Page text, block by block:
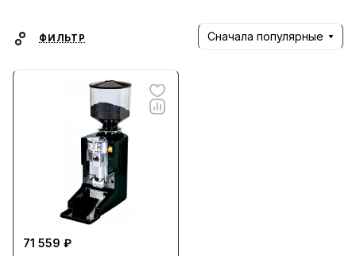
ФИЛЬТР Сначала популярные
71 559 ₽